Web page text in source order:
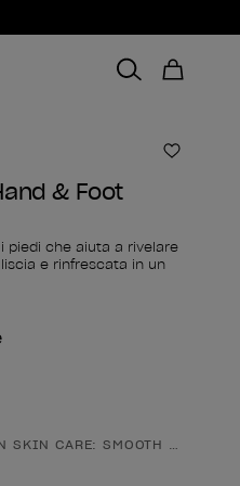
& Foot
piedi che aiuta a rivelare
e rinfrescata in un
SKIN CARE: SMOOTH IT OUT